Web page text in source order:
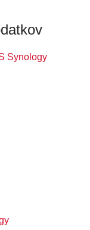
Synology
izdelku.